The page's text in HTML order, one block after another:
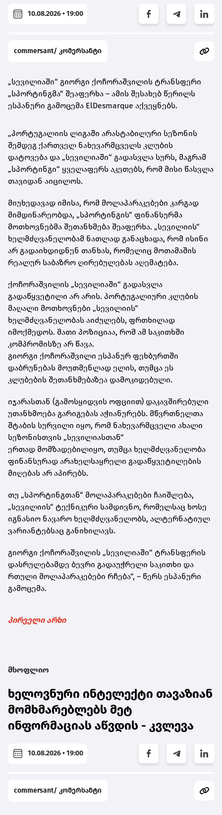
10.08.2026 • 19:00
commersant/ კომერსანტი
„სევილიაში“ გიორგი ქოჩორაშვილის ტრანსფერი
„სპორტინგმა“ შეაფერხა – ამის შესახებ წერილს
ესპანური გამოცემა ElDesmarque აქვეყნებს.
„პორტუგალიის ლიგაში არასტაბილური სეზონის
შემდეგ ქართველ ნახევარმცველს კლუბის
დატოვება და „სევილიაში“ გადასვლა სურს, მაგრამ
„სპორტინგი“ ყველაფერს აკეთებს, რომ მისი წასვლა
თავიდან აიცილოს.
მიუხედავად იმისა, რომ მოლაპარაკებები კარგად
მიმდინარეობდა, „სპორტინგის“ ფინანსურმა
მოთხოვნებმა შეთანხმება შეაფერხა. „სევილიის“
ხელმძღვანელობამ ნათლად განაცხადა, რომ ისინი
არ გადაიხდიდნენ თანხას, რომელიც მოთამაშის
რეალურ საბაზრო ღირებულებას აღემატება.
ქოჩორაშვილის „სევილიაში“ გადასვლა
გადაწყვეტილი არ არის. პორტუგალიური კლუბის
მაღალი მოთხოვნები „სევილიის“
ხელმძღვანელობას აიძულებს, ფრთხილად
იმოქმედოს. მათი პოზიციაა, რომ ამ საკითხში
კომპრომისზე არ წავა.
გიორგი ქოჩორაშვილი ესპანურ ფეხბურთში
დაბრუნებას მოუთმენლად ელის, თუმცა ეს
კლუბების შეთანხმებაზეა დამოკიდებული.
იჯარასთან (გამოსყიდვის ოფციით) დაკავშირებული
უთანხმოება გარიგებას აჭიანურებს. მწვრთნელთა
შტაბის სურვილი იყო, რომ ნახევარმცველი ახალი
სეზონისთვის „სევილიასთან“
ერთად მომზადებილიყო, თუმცა ხელმძღვანელობა
ფინანსურად არახელსაყრელი გადაწყვეტილების
მიღებას არ აპირებს.
თუ „სპორტინგთან“ მოლაპარაკებები ჩაიშლება,
„სევილიის“ ტექნიკური სამდივნო, რომელსაც ხოსე
იგნასიო ნავარო ხელმძღვანელობს, ალტერნატიულ
ვარიანტებსაც განიხილავს.
გიორგი ქოჩორაშვილის „სევილიაში“ ტრანსფერის
დასრულებამდე ბევრი გადაუჭრელი საკითხი და
რთული მოლაპარაკებები რჩება“, – წერს ესპანური
გამოცემა.
პირველი არხი
მსოფლიო
ხელოვნური ინტელექტი თავაზიან
მომხმარებლებს მეტ
ინფორმაციას აწვდის - კვლევა
10.08.2026 • 19:00
commersant/ კომერსანტი